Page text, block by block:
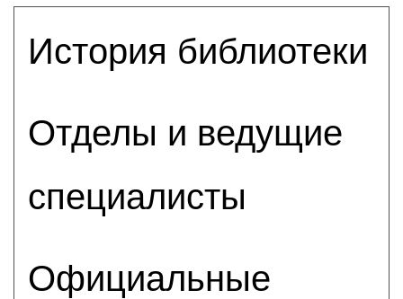
История библиотеки
Отделы и ведущие
специалисты
Официальные